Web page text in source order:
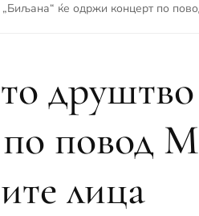
ќе одржи концерт по
повод
лица